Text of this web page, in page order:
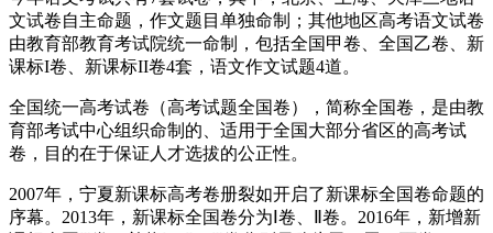
文试卷自主命题，作文题目单独命制；其他地区高考语文试卷
由教育部教育考试院统一命制，包括全国甲卷、全国乙卷、新
课标I卷、新课标II卷4套，语文作文试题4道。
全国统一高考试卷（高考试题全国卷），简称全国卷，是由教
育部考试中心组织命制的、适用于全国大部分省区的高考试
卷，目的在于保证人才选拔的公正性。
2007年，宁夏新课标高考卷册裂如开启了新课标全国卷命题的
序幕。2013年，新课标全国卷分为Ⅰ卷、Ⅱ卷。2016年，新增新